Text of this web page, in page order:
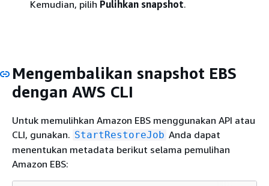
Kemudian, pilih Pulihkan snapshot.
Mengembalikan snapshot EBS
dengan AWS CLI
Untuk memulihkan Amazon EBS menggunakan API atau
CLI, gunakan. StartRestoreJob Anda dapat
menentukan metadata berikut selama pemulihan
Amazon EBS: